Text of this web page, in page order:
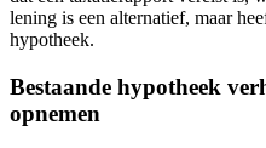
lening is een alternatief, maar
hypotheek.
Bestaande hypotheek
opnemen